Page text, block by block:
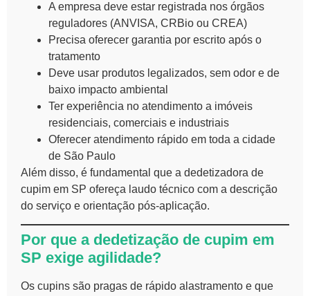
A empresa deve estar registrada nos órgãos
reguladores (ANVISA, CRBio ou CREA)
Precisa oferecer garantia por escrito após o
tratamento
Deve usar produtos legalizados, sem odor e de
baixo impacto ambiental
Ter experiência no atendimento a imóveis
residenciais, comerciais e industriais
Oferecer atendimento rápido em toda a cidade
de São Paulo
Além disso, é fundamental que a dedetizadora de
cupim em SP ofereça laudo técnico com a descrição
do serviço e orientação pós-aplicação.
Por que a dedetização de cupim em
SP exige agilidade?
Os cupins são pragas de rápido alastramento e que